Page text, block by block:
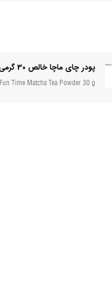
پودر چای ماچا خالص 30 گرمی فان تایم
Fun Time Matcha Tea Powder 30 g